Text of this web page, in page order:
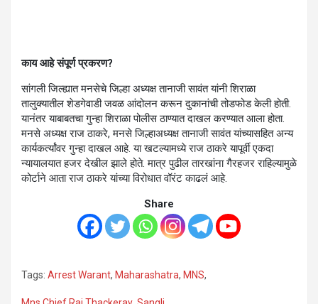
काय आहे संपूर्ण प्रकरण?
सांगली जिल्ह्यात मनसेचे जिल्हा अध्यक्ष तानाजी सावंत यांनी शिराळा
तालुक्यातील शेडगेवाडी जवळ आंदोलन करून दुकानांची तोडफोड केली होती.
यानंतर याबाबतचा गुन्हा शिराळा पोलीस ठाण्यात दाखल करण्यात आला होता.
मनसे अध्यक्ष राज ठाकरे, मनसे जिल्हाअध्यक्ष तानाजी सावंत यांच्यासहित अन्य
कार्यकर्त्यांवर गुन्हा दाखल आहे. या खटल्यामध्ये राज ठाकरे यापूर्वी एकदा
न्यायालयात हजर देखील झाले होते. मात्र पुढील तारखांना गैरहजर राहिल्यामुळे
कोर्टाने आता राज ठाकरे यांच्या विरोधात वॉरंट काढलं आहे.
Share
Tags: Arrest Warant, Maharashatra, MNS,